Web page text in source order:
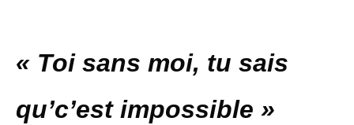
« Toi sans moi, tu sais
qu’c’est impossible »